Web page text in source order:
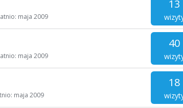
13
maja 2009
40
maja 2009
18
maja 2009